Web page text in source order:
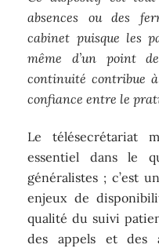
absences ou des
cabinet puisque les
même d’un point
continuité contribue
confiance entre le
Le télésecrétariat
essentiel dans le
généralistes ; c’est
enjeux de
qualité du suivi
des appels et des